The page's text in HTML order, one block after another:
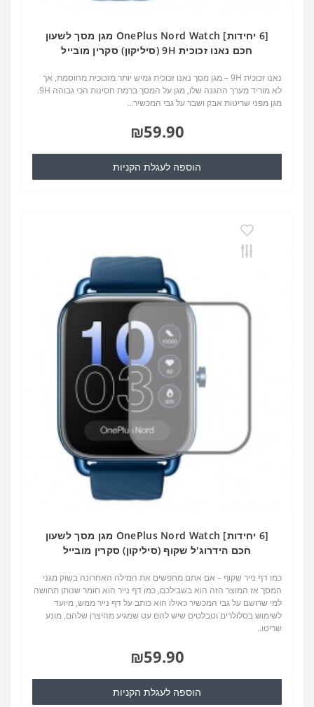
[6 יחידות] OnePlus Nord Watch מגן מסך לשעון
חכם נאנו זכוכית 9H (סיליקון) סקרין מובייל
נאנו זכוכית 9H – מגן מסך נאנו זכוכית גמיש יותר מזכוכית מחוסמת, אך
לא מוריד מערך ההגנה שלו, מגן על המסך ברמת חסינות הכי גבוהה 9H.
מגן מפני שריטות אבק ושבר על גבי המכשיר...
₪59.90
הוספה לעגלת הקניות
[6 יחידות] OnePlus Nord Watch מגן מסך לשעון
חכם הידרוג'ל שקוף (סיליקון) סקרין מובייל
כמו דף נייר שקוף – אם אתם מחפשים את המילה האחרונה בשוק מגני
המסך אז המוצר הזה הוא בשבילכם, כמו דף נייר הוא חומר שנותן תחושה
למי שרושם על גבי המכשיר כאילו הוא כותב על דף נייר ממש, מיועד
לשימוש בסלולרים וטבלטים שיש להם עט שמגיע מהיצרן שלהם, מונע
שריטו..
₪59.90
הוספה לעגלת הקניות